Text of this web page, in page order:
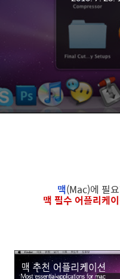
맥(Mac)에 필
맥 필수 어플리케